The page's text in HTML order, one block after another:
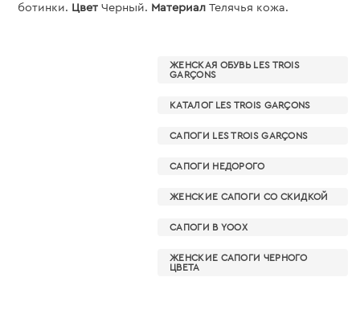
ботинки. Цвет Черный. Материал Телячья кожа.
ЖЕНСКАЯ ОБУВЬ LES TROIS
GARÇONS
КАТАЛОГ LES TROIS GARÇONS
САПОГИ LES TROIS GARÇONS
САПОГИ НЕДОРОГО
ЖЕНСКИЕ САПОГИ СО СКИДКОЙ
САПОГИ В YOOX
ЖЕНСКИЕ САПОГИ ЧЕРНОГО
ЦВЕТА